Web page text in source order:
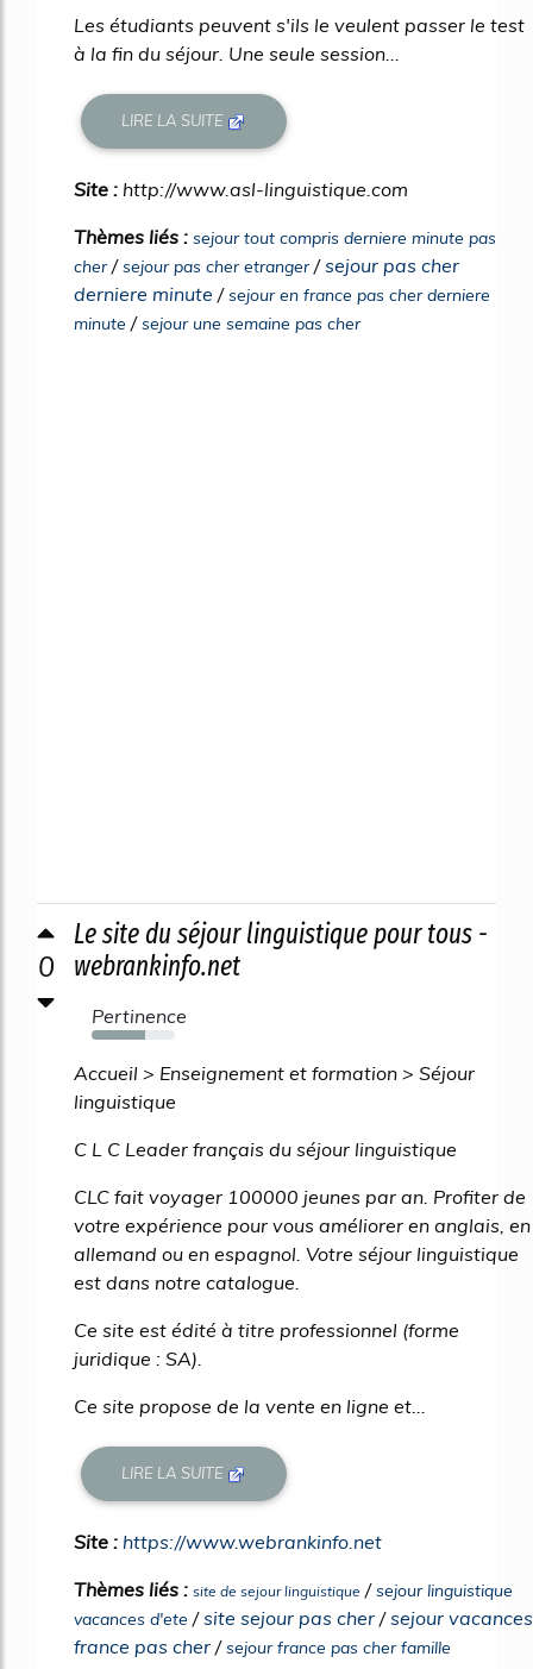
Les étudiants peuvent s'ils le veulent passer le test
à la fin du séjour. Une seule session...
LIRE LA SUITE
Site : http://www.asl-linguistique.com
Thèmes liés : sejour tout compris derniere minute pas
cher/sejour pas cher etranger/sejour pas cher
derniere minute /sejour en france pas cher derniere
minute /sejour une semaine pas cher
0
Le site du séjour linguistique pour tous -
webrankinfo.net
Pertinence
64%
Accueil > Enseignement et formation > Séjour
linguistique
C L C Leader français du séjour linguistique
CLC fait voyager 100000 jeunes par an. Profiter de
votre expérience pour vous améliorer en anglais, en
allemand ou en espagnol. Votre séjour linguistique
est dans notre catalogue.
Ce site est édité à titre professionnel (forme
juridique : SA).
Ce site propose de la vente en ligne et...
LIRE LA SUITE
Site : https://www.webrankinfo.net
Thèmes liés : site de sejour linguistique /sejour linguistique
vacances d'ete /site sejour pas cher /sejour vacances
france pas cher /sejour france pas cher famille